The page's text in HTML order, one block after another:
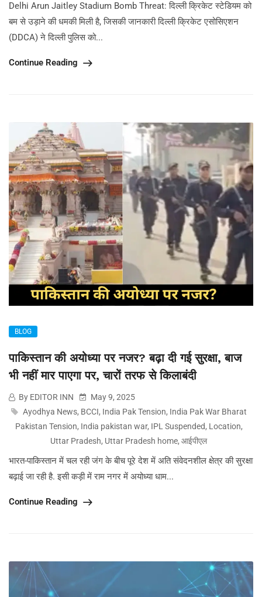
Delhi Arun Jaitley Stadium Bomb Threat: दिल्ली क्रिकेट स्टेडियम को
बम से उड़ाने की धमकी मिली है, जिसकी जानकारी दिल्ली क्रिकेट एसोसिएशन
(DDCA) ने दिल्ली पुलिस को...
Continue Reading
BLOG
पाकिस्तान की अयोध्या पर नजर? बढ़ा दी गई सुरक्षा, बाज
भी नहीं मार पाएगा पर, चारों तरफ से किलाबंदी
By EDITOR INN
May 9, 2025
Ayodhya News, BCCI, India Pak Tension, India Pak War Bharat
Pakistan Tension, India pakistan war, IPL Suspended, Location,
Uttar Pradesh, Uttar Pradesh home, आईपीएल
भारत-पाकिस्तान में चल रही जंग के बीच पूरे देश में अति संवेदनशील क्षेत्र की सुरक्षा
बढ़ाई जा रही है. इसी कड़ी में राम नगर में अयोध्या धाम...
Continue Reading